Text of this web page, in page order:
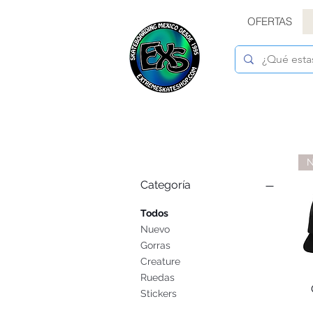
OFERTAS
Categoría
Todos
Nuevo
Gorras
Creature
Ruedas
Stickers